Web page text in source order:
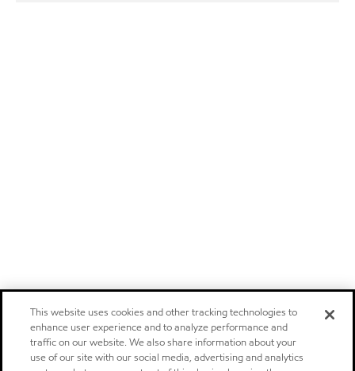
This website uses cookies and other tracking technologies to
enhance user experience and to analyze performance and
traffic on our website. We also share information about your
use of our site with our social media, advertising and analytics